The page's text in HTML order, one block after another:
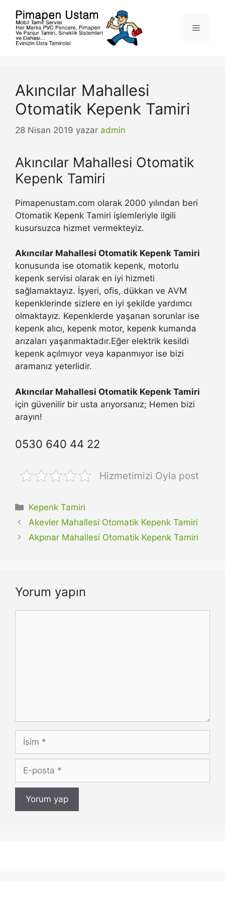
Menü
Akıncılar Mahallesi
Otomatik Kepenk Tamiri
28 Nisan 2019 yazar admin
Akıncılar Mahallesi Otomatik
Kepenk Tamiri
Pimapenustam.com olarak 2000 yılından beri
Otomatik Kepenk Tamiri işlemleriyle ilgili
kusursuzca hizmet vermekteyiz.
Akıncılar Mahallesi Otomatik Kepenk Tamiri
konusunda ise otomatik kepenk, motorlu
kepenk servisi olarak en iyi hizmeti
sağlamaktayız. İşyeri, ofis, dükkan ve AVM
kepenklerinde sizlere en iyi şekilde yardımcı
olmaktayız. Kepenklerde yaşanan sorunlar ise
kepenk alıcı, kepenk motor, kepenk kumanda
arızaları yaşanmaktadır.Eğer elektrik kesildi
kepenk açılmıyor veya kapanmıyor ise bizi
aramanız yeterlidir.
Akıncılar Mahallesi Otomatik Kepenk Tamiri
için güvenilir bir usta arıyorsanız; Hemen bizi
arayın!
0530 640 44 22
Hizmetimizi Oyla post
Kategoriler
Kepenk Tamiri
Akevler Mahallesi Otomatik Kepenk Tamiri
Akpınar Mahallesi Otomatik Kepenk Tamiri
Yorum yapın
İsim
posta